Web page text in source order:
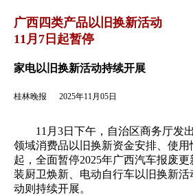
2025年11月
广西四类产品以旧换新活动
11月7日起暂停
家电以旧换新活动持续开展
桂林晚报 2025年11月05日
11月3日下午，自治区商务厅发
领域消费品以旧换新资金安排、使用
起，全面暂停2025年广西汽车报废
装厨卫焕新、电动自行车以旧换新
动则持续开展。